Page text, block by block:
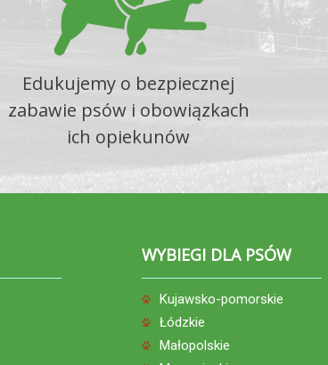
Edukujemy o bezpiecznej
zabawie psów i obowiązkach
ich opiekunów
WYBIEGI DLA PSÓW
Kujawsko-pomorskie
Łódzkie
Małopolskie